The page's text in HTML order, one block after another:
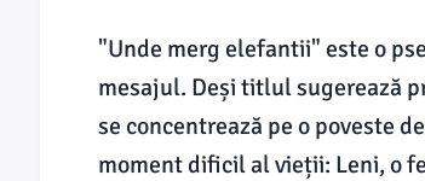
"Unde merg elefantii" este o
mesajul. Deși titlul sugerează
se concentrează pe o poveste
moment dificil al vieții: Leni, o